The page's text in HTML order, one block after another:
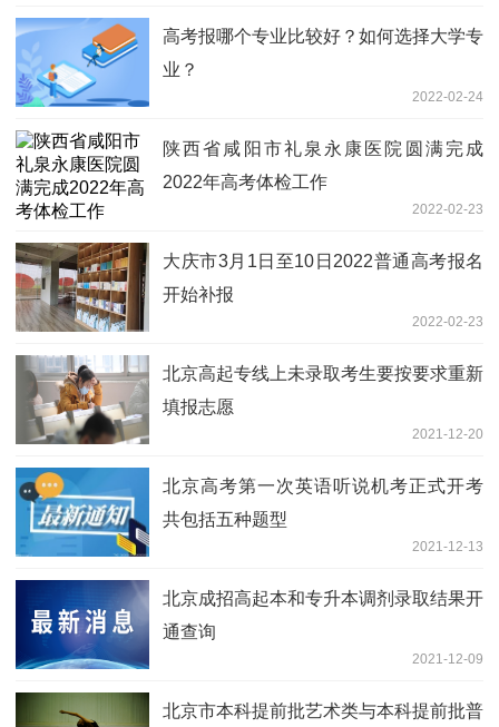
高考报哪个专业比较好？如何选择大学专
业？
2022-02-24
陕西省咸阳市礼泉永康医院圆满完成
2022年高考体检工作
2022-02-23
大庆市3月1日至10日2022普通高考报名
开始补报
2022-02-23
北京高起专线上未录取考生要按要求重新
填报志愿
2021-12-20
北京高考第一次英语听说机考正式开考
共包括五种题型
2021-12-13
北京成招高起本和专升本调剂录取结果开
通查询
2021-12-09
北京市本科提前批艺术类与本科提前批普